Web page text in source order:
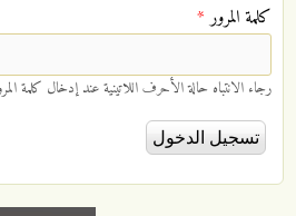
‏كلمة المرور ‏*
رجاء الانتباه حالة الأحرف اللاتينية عند إدخال كلمة المرور.